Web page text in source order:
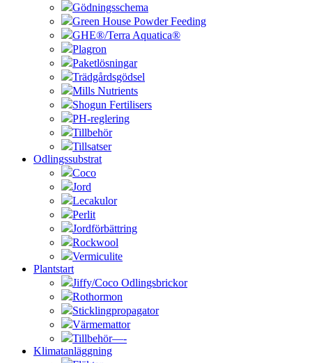
Gödningsschema
Green House Powder Feeding
GHE®/Terra Aquatica®
Plagron
Paketlösningar
Trädgårdsgödsel
Mills Nutrients
Shogun Fertilisers
PH-reglering
Tillbehör
Tillsatser
Odlingssubstrat
Coco
Jord
Lecakulor
Perlit
Jordförbättring
Rockwool
Vermiculite
Plantstart
Jiffy/Coco Odlingsbrickor
Rothormon
Sticklingpropagator
Värmemattor
Tillbehör—-
Klimatanläggning